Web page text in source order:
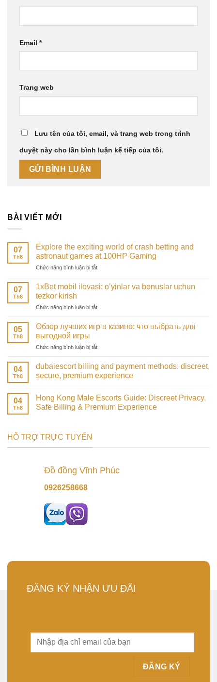
BÀI VIẾT MỚI
07
Th8
Explore the exciting world of crash betting and
astronaut games at 100HP Gaming
Chức năng bình luận bị tắtở
the
exciting
of
betting
games
100HP
Gaming
07
Th8
1xBet mobil ilovasi: o’yinlar va bonuslar uchun
tezkor kirish
Chức năng bình luận bị tắtở
ilovasi:
va
uchun
tezkor
kirish
05
Th8
Обзор лучших игр в казино: что выбрать для
выгодной игры
Chức năng bình luận bị tắtở
лучших
игр
в
что
выбрать
04
Th8
dubaiescort billing and payment methods: discreet,
secure, premium experience
04
Th8
Hong Kong Male Escorts Guide: Discreet Privacy,
Safe Billing & Premium Experience
HỖ TRỢ TRỰC TUYẾN
Đồ đồng Vĩnh Phúc
0926258668
Email *
Trang web
Lưu tên của tôi, email, và trang web trong trình
duyệt này cho lần bình luận kế tiếp của tôi.
ĐĂNG KÝ NHẬN ƯU ĐÃI